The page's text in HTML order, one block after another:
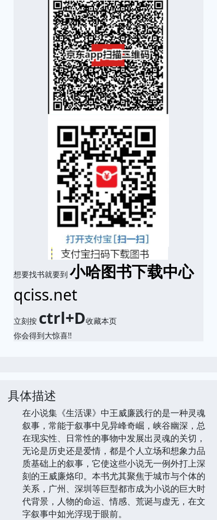
想要找书就要到 小哈图书下载中心
qciss.net
立刻按 ctrl+D收藏本页
你会得到大惊喜!!
具体描述
在小说集《生活课》中王威廉践行的是一种灵魂
叙事，常能于叙事中见异峰奇崛，峡谷幽深，总
在现实性、日常性的事物中发展出灵魂的关切，
无论是历史还是爱情，都是个人立场和想象力品
质基础上的叙事，它使这些小说无一例外打上深
刻的王威廉烙印。本书尤其聚焦于城市与个体的
关系，广州、深圳等巨型都市成为小说的巨大时
代背景，人物的命运、情感、荒诞与虚无，在文
字叙事中如光浮现于眼前。